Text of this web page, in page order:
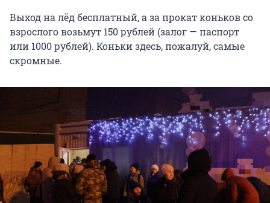
Выход на лёд бесплатный, а за прокат коньков со
взрослого возьмут 150 рублей (залог — паспорт
или 1000 рублей). Коньки здесь, пожалуй, самые
скромные.